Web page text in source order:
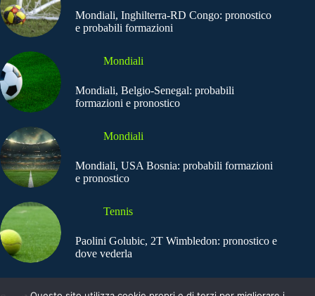
Mondiali, Inghilterra-RD Congo: pronostico
e probabili formazioni
Mondiali
Mondiali, Belgio-Senegal: probabili
formazioni e pronostico
Mondiali
Mondiali, USA Bosnia: probabili formazioni
e pronostico
Tennis
Paolini Golubic, 2T Wimbledon: pronostico e
dove vederla